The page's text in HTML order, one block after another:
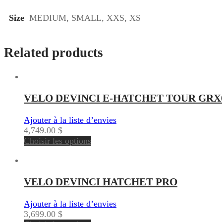
Size MEDIUM, SMALL, XXS, XS
Related products
VELO DEVINCI E-HATCHET TOUR
Ajouter à la liste d’envies
4,749.00 $
Choisir les options
VELO DEVINCI HATCHET PRO
Ajouter à la liste d’envies
3,699.00 $